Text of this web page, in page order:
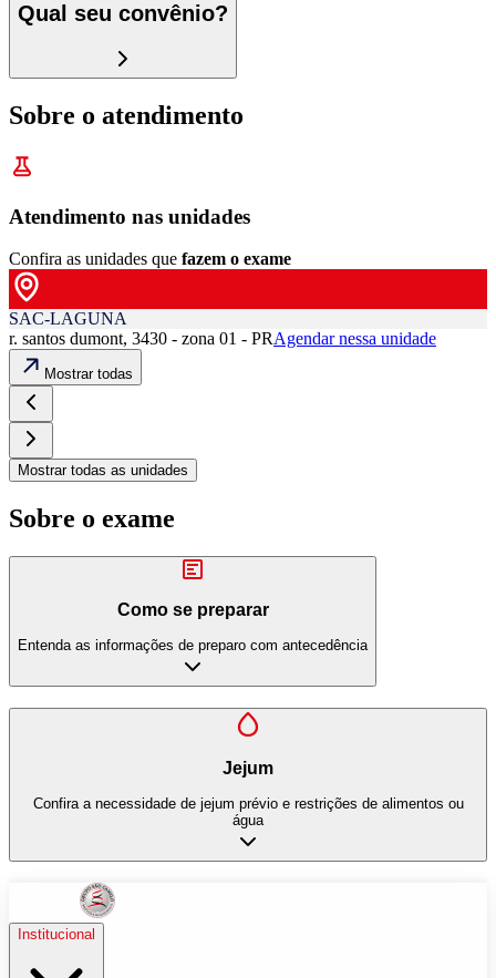
Qual seu convênio?
Sobre o atendimento
Atendimento nas unidades
Confira as unidades que fazem o exame
SAC-LAGUNA
r. santos dumont, 3430 - zona 01 - PRAgendar nessa unidade
Mostrar todas
Mostrar todas as unidades
Sobre o exame
Como se preparar
Entenda as informações de preparo com antecedência
Jejum
Confira a necessidade de jejum prévio e restrições de alimentos ou
água
Institucional